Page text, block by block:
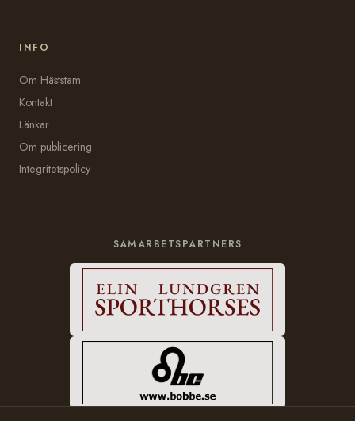
INFO
Om Häststam
Kontakt
Länkar
Om publicering
Integritetspolicy
SAMARBETSPARTNERS